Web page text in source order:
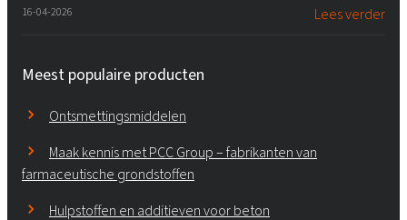
16-04-2026 Lees verder
Meest populaire producten
Ontsmettingsmiddelen
Maak kennis met PCC Group – fabrikanten van
farmaceutische grondstoffen
Hulpstoffen en additieven voor beton